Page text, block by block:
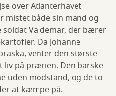
over Atlanterhavet
mistet både sin mand og
soldat Valdemar, der bærer
Da Johanne
venter den største
liv på prærien. Den barske
uden modstand, og de to
at kæmpe på.